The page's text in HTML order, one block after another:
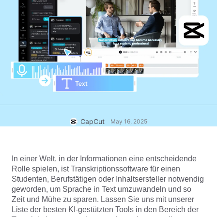
Text und Audio
Automatische Untertitel
Untertitelvorlagen
Spracherkennung
Benutzerdefinierte Stimmen
Rauschen reduzieren
Bild
Marketing
Lifestyle und Vlogs
Benutzerdefiniertes Design
Mehr
Anleitungen
Top-Auswahl
Vorlagen für Trends und Tipps
Mehr
Branchenvorlagen
Rückblick-Vorlagen
Vertrauenszentrum
Hilfezentrum
Newsroom
Über die CapCut-Nutzungsbedingungen
Dreamina Seedance 2.0 Launch
CapCut öffnen
CapCut May 16, 2025
In einer Welt, in der Informationen eine entscheidende
Rolle spielen, ist Transkriptionssoftware für einen
Studenten, Berufstätigen oder Inhaltsersteller notwendig
geworden, um Sprache in Text umzuwandeln und so
Zeit und Mühe zu sparen. Lassen Sie uns mit unserer
Liste der besten KI-gestützten Tools in den Bereich der